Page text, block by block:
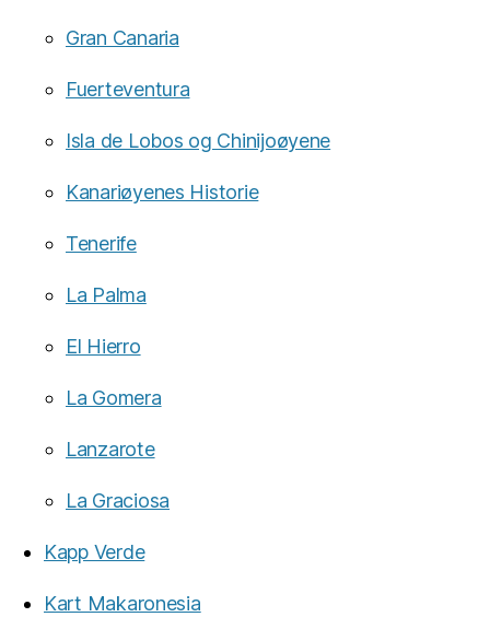
Gran Canaria
Fuerteventura
Isla de Lobos og Chinijoøyene
Kanariøyenes Historie
Tenerife
La Palma
El Hierro
La Gomera
Lanzarote
La Graciosa
Kapp Verde
Kart Makaronesia